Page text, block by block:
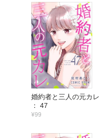
婚約者と三人の元カレ
： 47
¥99